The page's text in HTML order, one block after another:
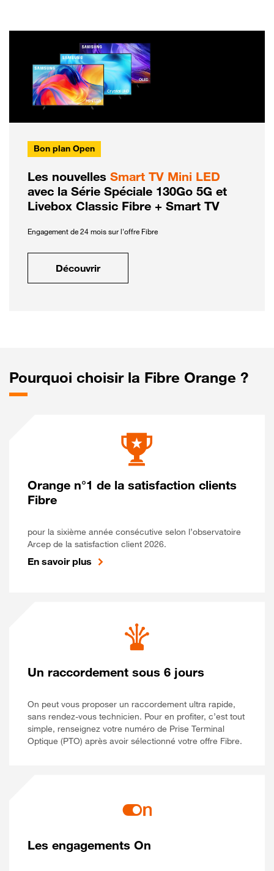
Bon plan Open
Les nouvelles Smart TV Mini LED
avec la Série Spéciale 130Go 5G et
Livebox Classic Fibre + Smart TV
Engagement de 24 mois sur l'offre Fibre
Découvrir
Pourquoi choisir la Fibre Orange ?
Orange n°1 de la satisfaction clients
Fibre
pour la sixième année consécutive selon l’observatoire
Arcep de la satisfaction client 2026.
En savoir plus
Un raccordement sous 6 jours
On peut vous proposer un raccordement ultra rapide,
sans rendez-vous technicien. Pour en profiter, c’est tout
simple, renseignez votre numéro de Prise Terminal
Optique (PTO) après avoir sélectionné votre offre Fibre.
Les engagements On